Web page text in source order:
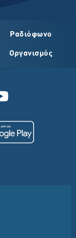
Ραδιόφωνο
Οργανισμός